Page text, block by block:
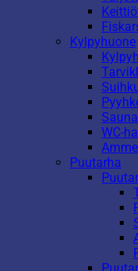
Kylpyhuone
WC-
Puutarha